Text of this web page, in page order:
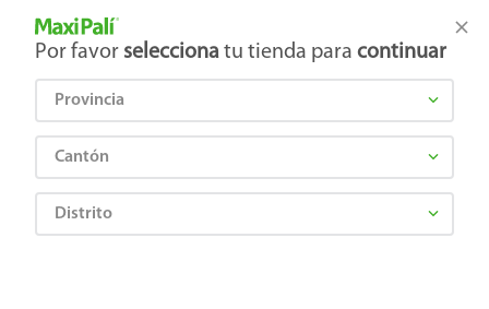
Tienda Maxi Palí
Por favor selecciona tu tienda para continuar
Provincia
Cantón
Distrito